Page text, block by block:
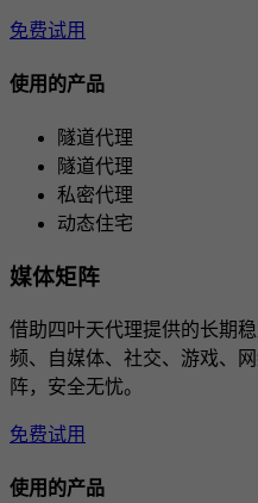
免费试用
使用的产品
隧道代理
隧道代理
私密代理
动态住宅
媒体矩阵
借助四叶天代理提供的长期
频、自媒体、社交、游戏、
阵，安全无忧。
免费试用
使用的产品